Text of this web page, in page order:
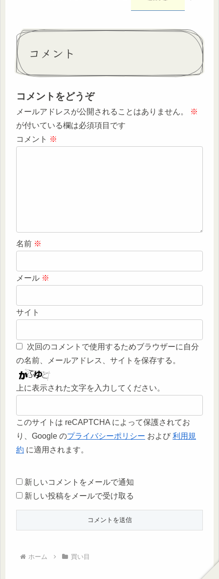
コメント
コメントをどうぞ
メールアドレスが公開されることはありません。
※
が付いている欄は必須項目です
コメント ※
名前 ※
メール ※
サイト
次回のコメントで使用するためブラウザーに自分
の名前、メールアドレス、サイトを保存する。
上に表示された文字を入力してください。
このサイトは reCAPTCHA によって保護されてお
り、Google のプライバシーポリシー および 利用規
約 に適用されます。
新しいコメントをメールで通知
新しい投稿をメールで受け取る
ホーム 買い目